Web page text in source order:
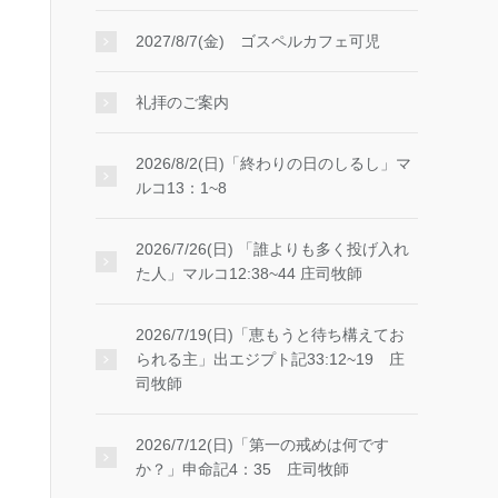
2027/8/7(金) ゴスペルカフェ可児
礼拝のご案内
2026/8/2(日)「終わりの日のしるし」マ
ルコ13：1~8
2026/7/26(日) 「誰よりも多く投げ入れ
た人」マルコ12:38~44 庄司牧師
2026/7/19(日)「恵もうと待ち構えてお
られる主」出エジプト記33:12~19 庄
司牧師
2026/7/12(日)「第一の戒めは何です
か？」申命記4：35 庄司牧師